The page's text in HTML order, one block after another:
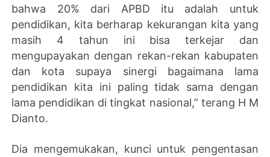
bahwa 20% dari APBD itu adalah untuk
pendidikan, kita berharap kekurangan kita yang
masih 4 tahun ini bisa terkejar dan
mengupayakan dengan rekan-rekan kabupaten
dan kota supaya sinergi bagaimana lama
pendidikan kita ini paling tidak sama dengan
lama pendidikan di tingkat nasional,” terang H M
Dianto.
Dia mengemukakan, kunci untuk pengentasan